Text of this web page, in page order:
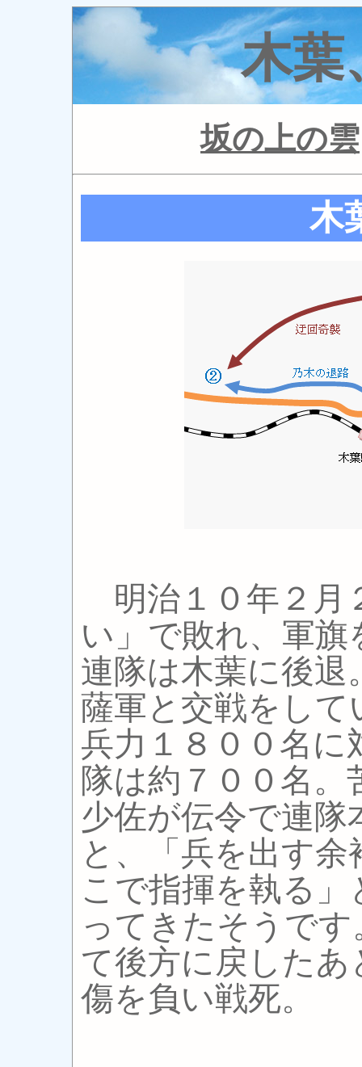
木葉
坂の上の雲
木
明治１０年２月
い」で敗れ、軍
連隊は木葉に後退
薩軍と交戦をし
兵力１８００名に
隊は約７００名
少佐が伝令で連
と、「兵を出す
こで指揮を執る
ってきたそうで
て後方に戻した
傷を負い戦死。